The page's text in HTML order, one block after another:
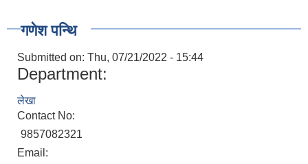
गणेश पन्थि
Submitted on: Thu, 07/21/2022 - 15:44
Department:
लेखा
Contact No:
9857082321
Email: